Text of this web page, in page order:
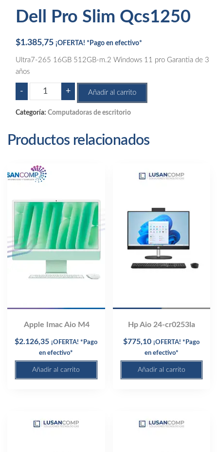
Dell Pro Slim Qcs1250
$1.385,75 ¡OFERTA! *Pago en efectivo*
Ultra7-265 16GB 512GB-m.2 Windows 11 pro Garantia de 3
años
-
Pro
Slim
cantidad
+ Añadir al carrito
Categoría: Computadoras de escritorio
Productos relacionados
Apple Imac Aio M4
$2.126,35 ¡OFERTA! *Pago
en efectivo*
Añadir al carrito
Hp Aio 24-cr0253la
$775,10 ¡OFERTA! *Pago
en efectivo*
Añadir al carrito